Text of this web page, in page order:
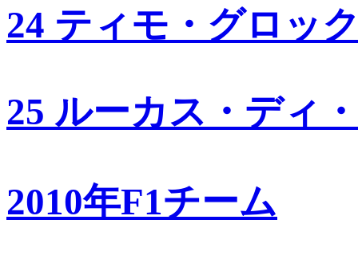
24 ティモ・グロッ
25 ルーカス・ディ
2010年F1チーム